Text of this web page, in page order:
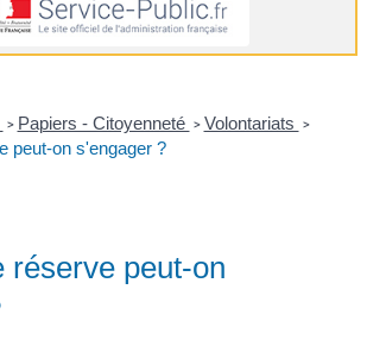
> Papiers - Citoyenneté > Volontariats >
peut-on s'engager ?
réserve peut-on